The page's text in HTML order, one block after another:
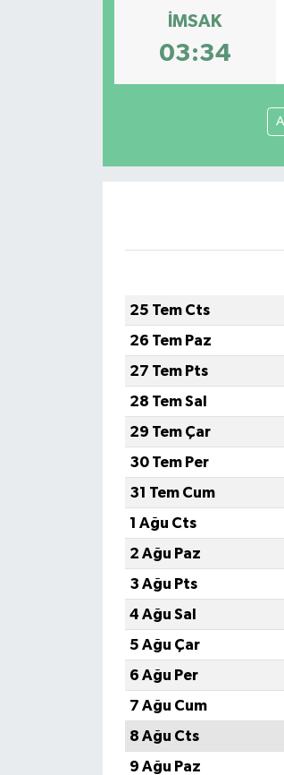
İMSAK
03:34
25 Tem Cts
26 Tem Paz
27 Tem Pts
28 Tem Sal
29 Tem Çar
30 Tem Per
31 Tem Cum
1 Ağu Cts
2 Ağu Paz
3 Ağu Pts
4 Ağu Sal
5 Ağu Çar
6 Ağu Per
7 Ağu Cum
8 Ağu Cts
9 Ağu Paz